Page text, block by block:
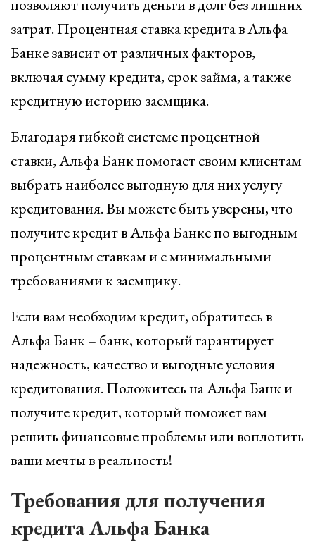
позволяют получить деньги в долг без лишних
затрат. Процентная ставка кредита в Альфа
Банке зависит от различных факторов,
включая сумму кредита, срок займа, а также
кредитную историю заемщика.
Благодаря гибкой системе процентной
ставки, Альфа Банк помогает своим клиентам
выбрать наиболее выгодную для них услугу
кредитования. Вы можете быть уверены, что
получите кредит в Альфа Банке по выгодным
процентным ставкам и с минимальными
требованиями к заемщику.
Если вам необходим кредит, обратитесь в
Альфа Банк – банк, который гарантирует
надежность, качество и выгодные условия
кредитования. Положитесь на Альфа Банк и
получите кредит, который поможет вам
решить финансовые проблемы или воплотить
ваши мечты в реальность!
Требования для получения
кредита Альфа Банка